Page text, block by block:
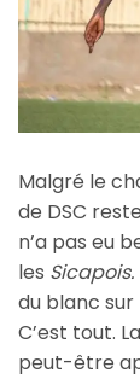
Malgré le
de DSC
n’a pas eu
les Sicapois.
du blanc sur
C’est tout.
peut-être